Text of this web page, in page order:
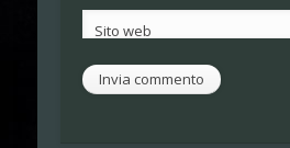
Sito web